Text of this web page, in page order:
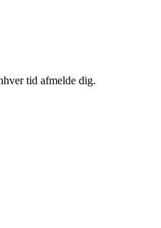
tid afmelde dig.